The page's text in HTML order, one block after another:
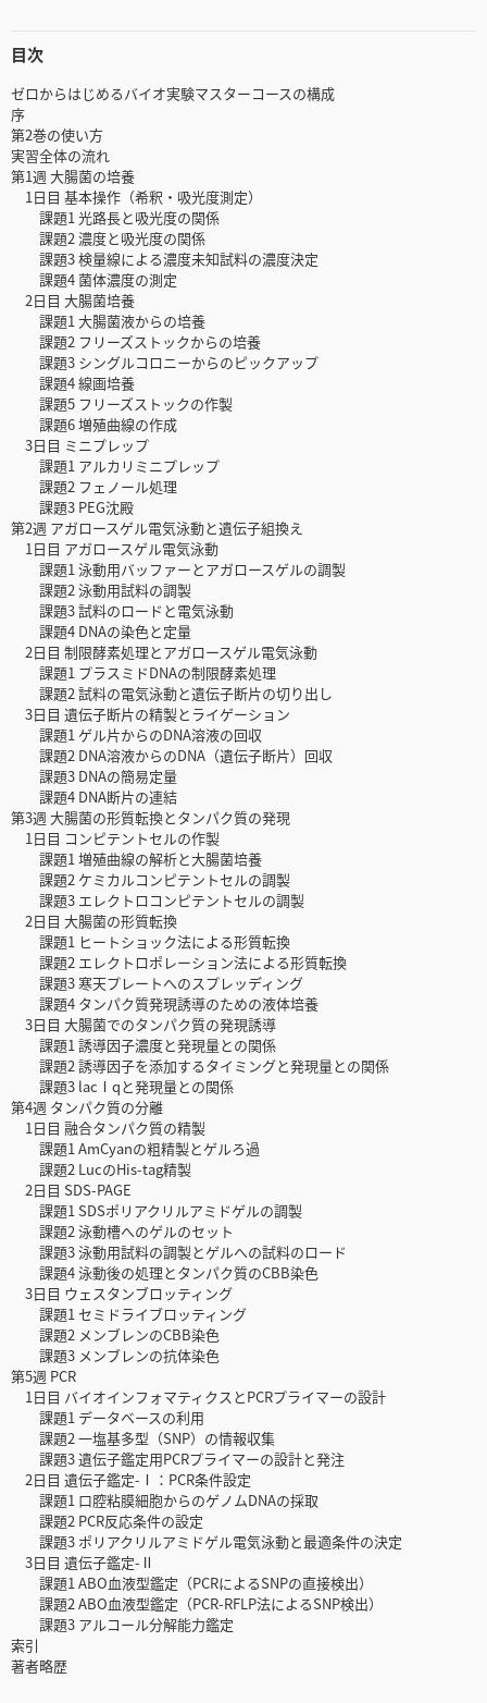
目次
ゼロからはじめるバイオ実験マスターコースの構成
序
第2巻の使い方
実習全体の流れ
第1週 大腸菌の培養
1日目 基本操作（希釈・吸光度測定）
課題1 光路長と吸光度の関係
課題2 濃度と吸光度の関係
課題3 検量線による濃度未知試料の濃度決定
課題4 菌体濃度の測定
2日目 大腸菌培養
課題1 大腸菌液からの培養
課題2 フリーズストックからの培養
課題3 シングルコロニーからのピックアップ
課題4 線画培養
課題5 フリーズストックの作製
課題6 増殖曲線の作成
3日目 ミニプレップ
課題1 アルカリミニプレップ
課題2 フェノール処理
課題3 PEG沈殿
第2週 アガロースゲル電気泳動と遺伝子組換え
1日目 アガロースゲル電気泳動
課題1 泳動用バッファーとアガロースゲルの調製
課題2 泳動用試料の調製
課題3 試料のロードと電気泳動
課題4 DNAの染色と定量
2日目 制限酵素処理とアガロースゲル電気泳動
課題1 プラスミドDNAの制限酵素処理
課題2 試料の電気泳動と遺伝子断片の切り出し
3日目 遺伝子断片の精製とライゲーション
課題1 ゲル片からのDNA溶液の回収
課題2 DNA溶液からのDNA（遺伝子断片）回収
課題3 DNAの簡易定量
課題4 DNA断片の連結
第3週 大腸菌の形質転換とタンパク質の発現
1日目 コンピテントセルの作製
課題1 増殖曲線の解析と大腸菌培養
課題2 ケミカルコンピテントセルの調製
課題3 エレクトロコンピテントセルの調製
2日目 大腸菌の形質転換
課題1 ヒートショック法による形質転換
課題2 エレクトロポレーション法による形質転換
課題3 寒天プレートへのスプレッディング
課題4 タンパク質発現誘導のための液体培養
3日目 大腸菌でのタンパク質の発現誘導
課題1 誘導因子濃度と発現量との関係
課題2 誘導因子を添加するタイミングと発現量との関係
課題3 lacⅠqと発現量との関係
第4週 タンパク質の分離
1日目 融合タンパク質の精製
課題1 AmCyanの粗精製とゲルろ過
課題2 LucのHis-tag精製
2日目 SDS-PAGE
課題1 SDSポリアクリルアミドゲルの調製
課題2 泳動槽へのゲルのセット
課題3 泳動用試料の調製とゲルへの試料のロード
課題4 泳動後の処理とタンパク質のCBB染色
3日目 ウェスタンブロッティング
課題1 セミドライブロッティング
課題2 メンブレンのCBB染色
課題3 メンブレンの抗体染色
第5週 PCR
1日目 バイオインフォマティクスとPCRプライマーの設計
課題1 データベースの利用
課題2 一塩基多型（SNP）の情報収集
課題3 遺伝子鑑定用PCRプライマーの設計と発注
2日目 遺伝子鑑定-Ⅰ：PCR条件設定
課題1 口腔粘膜細胞からのゲノムDNAの採取
課題2 PCR反応条件の設定
課題3 ポリアクリルアミドゲル電気泳動と最適条件の決定
3日目 遺伝子鑑定-Ⅱ
課題1 ABO血液型鑑定（PCRによるSNPの直接検出）
課題2 ABO血液型鑑定（PCR-RFLP法によるSNP検出）
課題3 アルコール分解能力鑑定
索引
著者略歴